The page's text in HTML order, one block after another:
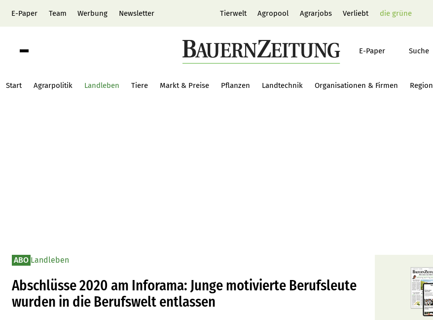
E-Paper Team Werbung Newsletter Tierwelt Agropool Agrarjobs Verliebt die grüne
E-Paper Suche
Start Agrarpolitik Landleben Tiere Markt & Preise Pflanzen Landtechnik Organisationen & Firmen Region
ABO Landleben
Abschlüsse 2020 am Inforama: Junge motivierte Berufsleute
wurden in die Berufswelt entlassen